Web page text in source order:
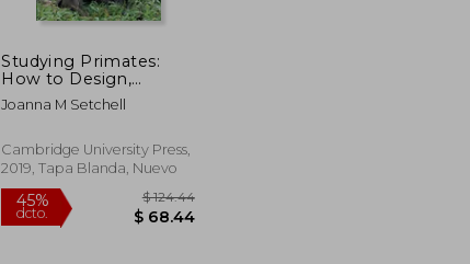
Studying Primates:
How to Design,
Conduct and Report
Primatological
Joanna M Setchell
Cambridge University Press,
2019, Tapa Blanda, Nuevo